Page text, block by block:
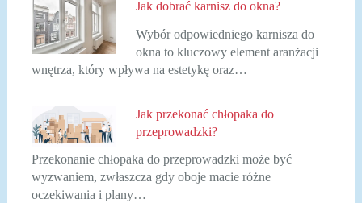
Jak dobrać karnisz do okna?
Wybór odpowiedniego karnisza do
okna to kluczowy element aranżacji
wnętrza, który wpływa na estetykę oraz…
Jak przekonać chłopaka do
przeprowadzki?
Przekonanie chłopaka do przeprowadzki może być
wyzwaniem, zwłaszcza gdy oboje macie różne
oczekiwania i plany…